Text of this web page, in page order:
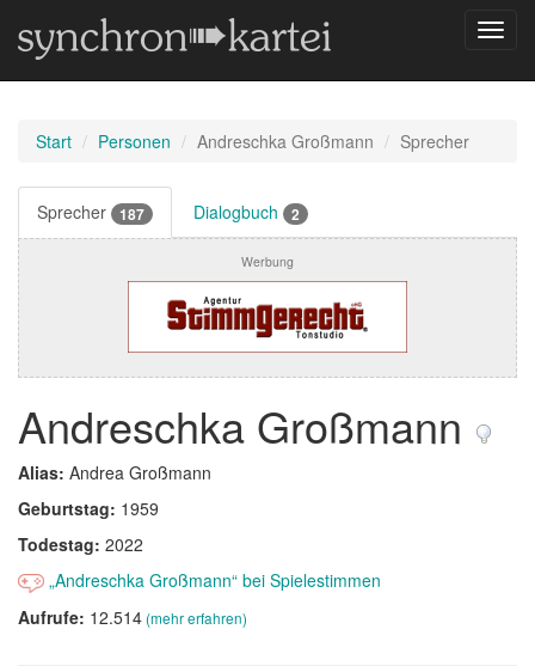
Start Personen Andreschka Großmann Sprecher
Sprecher 187 Dialogbuch 2
Werbung
Andreschka Großmann
Alias: Andrea Großmann
Geburtstag: 1959
Todestag: 2022
„Andreschka Großmann“ bei Spielestimmen
Aufrufe: 12.514(mehr erfahren)